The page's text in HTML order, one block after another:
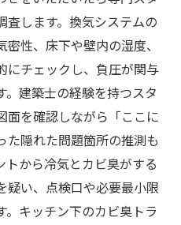
査します。換気システムの
性、床下や壁内の湿度、
にチェックし、負圧が関与
。建築士の経験を持つスタ
面を確認しながら「ここに
た隠れた問題箇所の推測も
から冷気とカビ臭がする
疑い、点検口や必要最小限
キッチン下のカビ臭トラ